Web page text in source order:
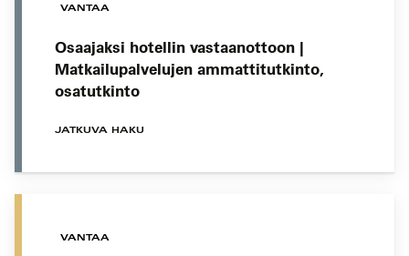
VANTAA
Osaajaksi hotellin vastaanottoon |
Matkailupalvelujen ammattitutkinto,
osatutkinto
JATKUVA HAKU
VANTAA